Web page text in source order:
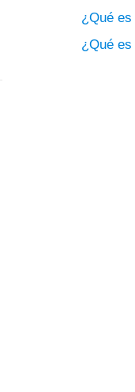
¿Qué
¿Qué